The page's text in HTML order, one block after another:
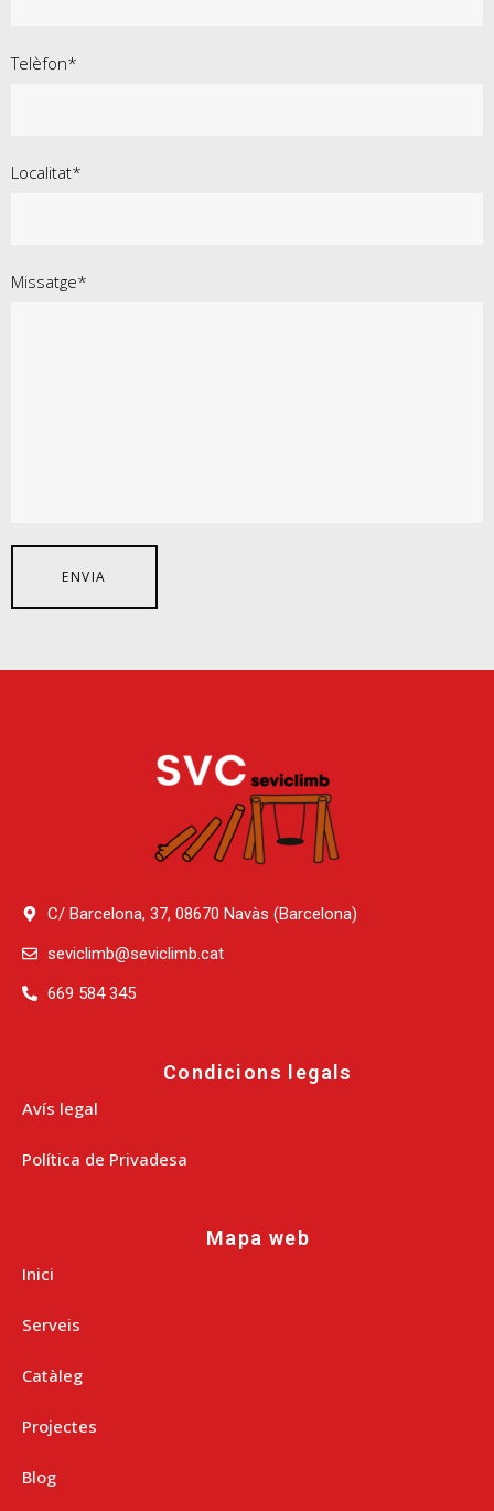
Telèfon*
Localitat*
Missatge*
C/ Barcelona, 37, 08670 Navàs (Barcelona)
seviclimb@seviclimb.cat
669 584 345
Condicions legals
Avís legal
Política de Privadesa
Mapa web
Inici
Serveis
Catàleg
Projectes
Blog